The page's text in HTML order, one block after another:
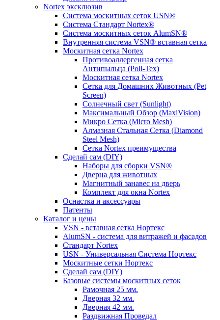
Nortex эксклюзив
Система москитных сеток USN®
Система Стандарт Nortex®
Система москитных сеток AlumSN®
Внутренняя система VSN® вставная сетка
Москитная сетка Nortex
Противоаллергенная сетка
Антипыльца (Poll-Tex)
Москитная сетка Nortex
Сетка для Домашних Животных (Pet
Screen)
Солнечный свет (Sunlight)
Максимальный Обзор (MaxiVision)
Микро Сетка (Micro Mesh)
Алмазная Стальная Сетка (Diamond
Steel Mesh)
Сетка Nortex преимущества
Сделай сам (DIY)
Наборы для сборки VSN®
Дверца для животных
Магнитный занавес на дверь
Комплект для окна Nortex
Оснастка и аксессуары
Патенты
Каталог и цены
VSN - вставная сетка Нортекс
AlumSN - система для витражей и фасадов
Стандарт Nortex
USN - Универсальная Система Нортекс
Москитные сетки Нортекс
Сделай сам (DIY)
Базовые системы москитных сеток
Рамочная 25 мм.
Дверная 32 мм.
Дверная 42 мм.
Раздвижная Проведал